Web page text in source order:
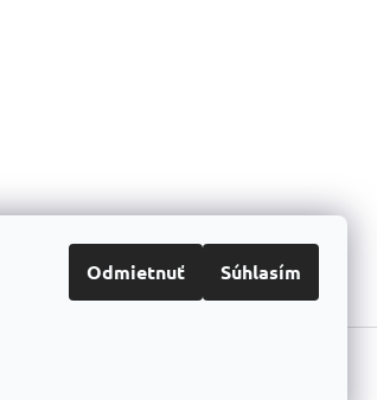
Odmietnuť Súhlasím